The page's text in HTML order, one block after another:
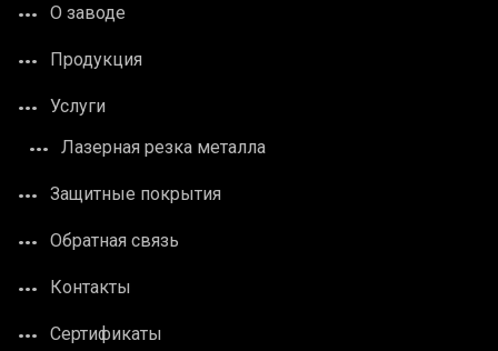
О заводе
Продукция
Услуги
Лазерная резка металла
Защитные покрытия
Обратная связь
Контакты
Сертификаты